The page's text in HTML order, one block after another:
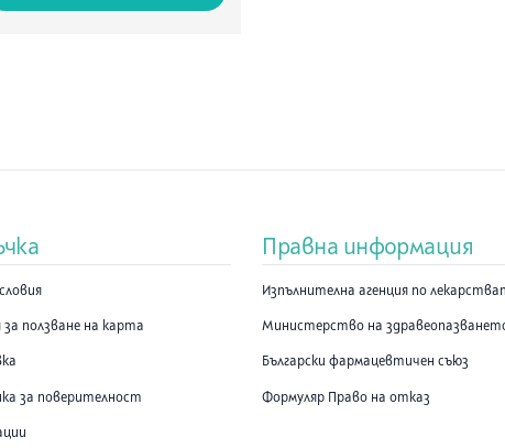
за ползване на карта
за поверителност
Правна информация
Изпълнителна агенция по
Министерство на
Български фармацевтичен съюз
Формуляр Право на отказ